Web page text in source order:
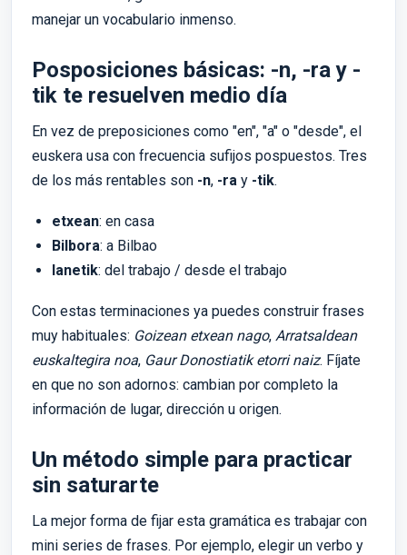
manejar un vocabulario inmenso.
Posposiciones básicas: -n, -ra y -
tik te resuelven medio día
En vez de preposiciones como "en", "a" o "desde", el
euskera usa con frecuencia sufijos pospuestos. Tres
de los más rentables son -n, -ra y -tik.
etxean: en casa
Bilbora: a Bilbao
lanetik: del trabajo / desde el trabajo
Con estas terminaciones ya puedes construir frases
muy habituales: Goizean etxean nago, Arratsaldean
euskaltegira noa, Gaur Donostiatik etorri naiz. Fíjate
en que no son adornos: cambian por completo la
información de lugar, dirección u origen.
Un método simple para practicar
sin saturarte
La mejor forma de fijar esta gramática es trabajar con
mini series de frases. Por ejemplo, elegir un verbo y